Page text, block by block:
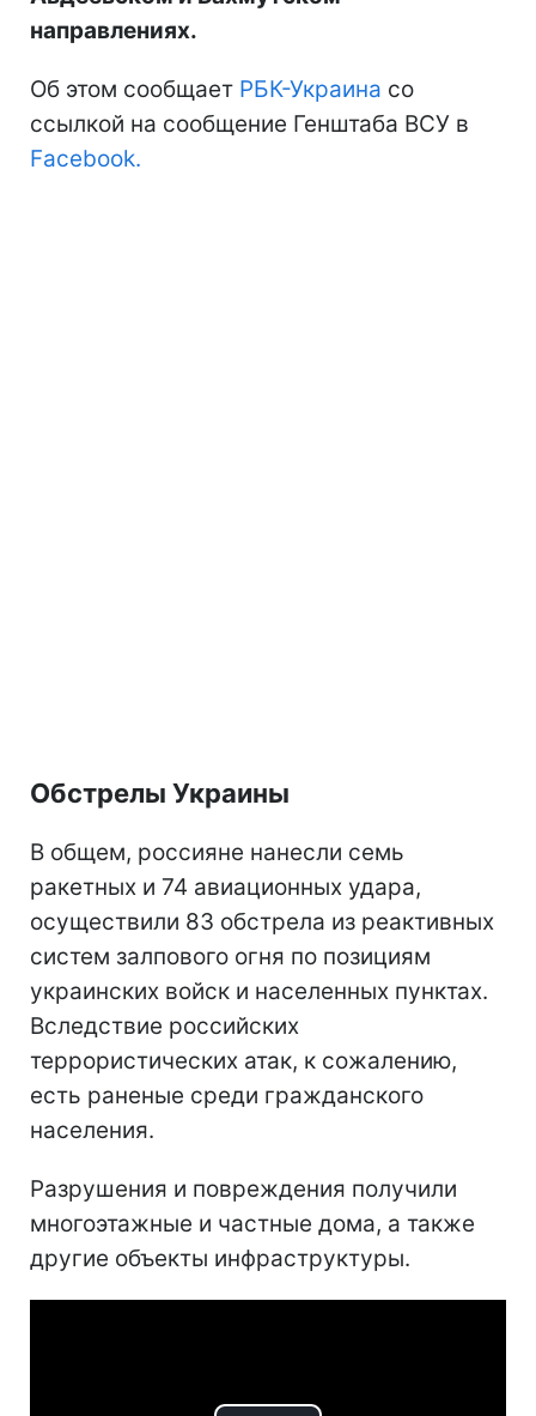
направлениях.
Об этом сообщает РБК-Украина со
ссылкой на сообщение Генштаба ВСУ в
Facebook.
Обстрелы Украины
В общем, россияне нанесли семь
ракетных и 74 авиационных удара,
осуществили 83 обстрела из реактивных
систем залпового огня по позициям
украинских войск и населенных пунктах.
Вследствие российских
террористических атак, к сожалению,
есть раненые среди гражданского
населения.
Разрушения и повреждения получили
многоэтажные и частные дома, а также
другие объекты инфраструктуры.